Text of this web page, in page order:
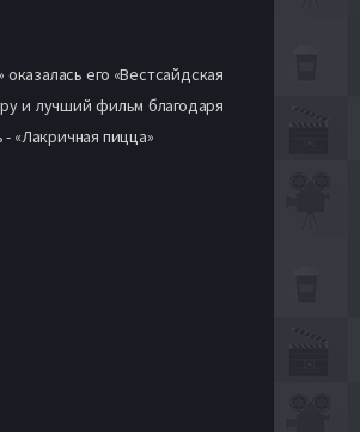
его «Вестсайдская
и лучший фильм благодаря
«Лакричная пицца»